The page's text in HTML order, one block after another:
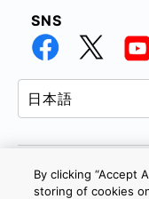
SNS
個人情報保護方針
By clicking “Accept
storing of cookies